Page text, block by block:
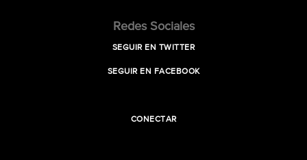
Redes Sociales
SEGUIR EN TWITTER
SEGUIR EN FACEBOOK
CONECTAR